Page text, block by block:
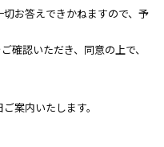
お答えできかねますので、予
確認いただき、同意の上で、
案内いたします。